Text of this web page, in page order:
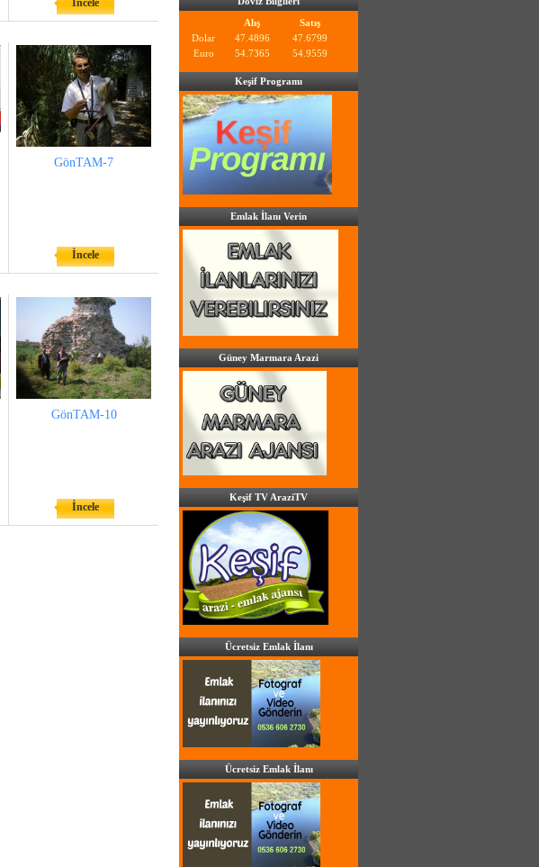
İncele
GönTAM-7
İncele
GönTAM-10
İncele
Alış
Satış
Dolar
47.4896
47.6799
Euro
54.7365 54.9559
Keşif Programı
Emlak İlanı Verin
Güney Marmara Arazi
Keşif TV AraziTV
Ücretsiz Emlak İlanı
Ücretsiz Emlak İlanı